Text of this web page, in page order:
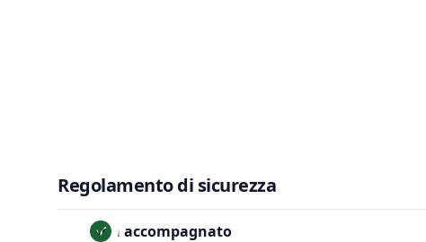
Regolamento di sicurezza
Non accompagnato